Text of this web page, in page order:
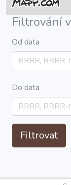
Filtrování
Od data
Do data
Filtrovat